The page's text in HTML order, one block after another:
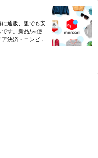
に通販、誰でも安
です。新品/未使
ア決済・コンビ